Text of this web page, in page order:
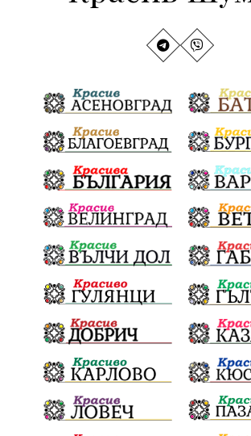
Врабча23 ДПС
Великобритания
АБУЧ БългарскиУчилища
БългаритеПоСсвета
Гори ЦарСимеон Археология
ФолклоренФестивал
разследване ОДЗемеделие
ШуменскаОбластГЕРБ БезЧадър
ШуменскоПлато Ветропаркове
ОбщинскиСъвет ИранБългария